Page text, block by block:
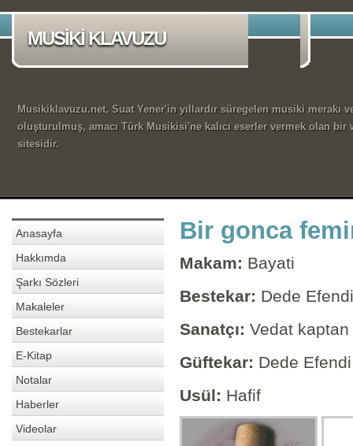
MUSİKİ KLAVUZU
Musikiklavuzu.net, Suat Yener'in yıllardır süregelen musiki merakı
oluşturulmuş, amacı Türk Musikisi'ne kalıcı eserler vermek olan bir
sitesidir.
Anasayfa
Hakkımda
Şarkı Sözleri
Makaleler
Bestekarlar
E-Kitap
Notalar
Haberler
Videolar
Bir gonca
Makam: Bayati
Bestekar: Dede Efendi
Sanatçı: Vedat
Güftekar: Dede Efendi
Usül: Hafif